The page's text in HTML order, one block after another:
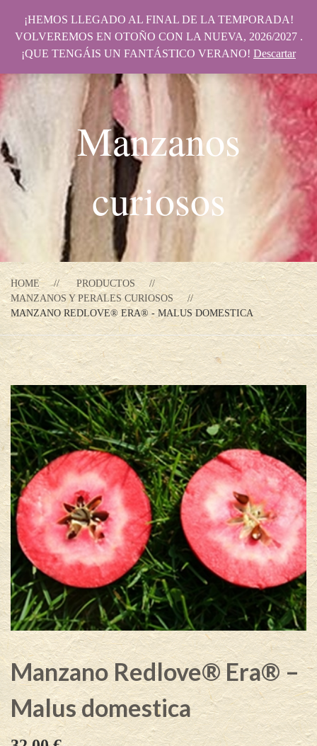
Manzanos
curiosos
HOME
PRODUCTOS
MANZANOS Y PERALES CURIOSOS
MANZANO REDLOVE® ERA® - MALUS DOMESTICA
Manzano Redlove® Era® –
Malus domestica
¡HEMOS LLEGADO AL FINAL DE LA TEMPORADA!
VOLVEREMOS EN OTOÑO CON LA NUEVA, 2026/2027 .
¡QUE TENGÁIS UN FANTÁSTICO VERANO! Descartar